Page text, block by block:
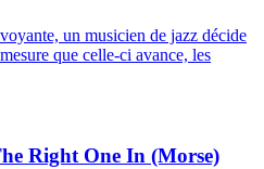
un musicien de jazz décide
que celle-ci avance, les
Right One In (Morse)